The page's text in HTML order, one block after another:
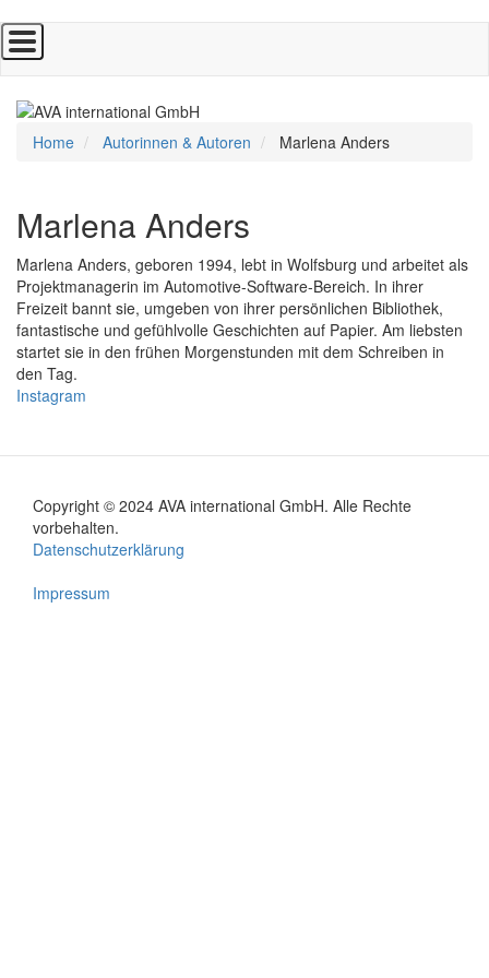
Direkt
zum
Inhalt
Home Autorinnen & Autoren Marlena Anders
Marlena Anders
Marlena Anders, geboren 1994, lebt in Wolfsburg und arbeitet als
Projektmanagerin im Automotive-Software-Bereich. In ihrer
Freizeit bannt sie, umgeben von ihrer persönlichen Bibliothek,
fantastische und gefühlvolle Geschichten auf Papier. Am liebsten
startet sie in den frühen Morgenstunden mit dem Schreiben in
den Tag.
Instagram
Copyright © 2024 AVA international GmbH. Alle Rechte
vorbehalten.
Footer
menu
Datenschutzerklärung
Impressum